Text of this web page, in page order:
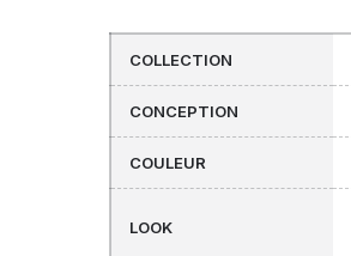
COLLECTION
CONCEPTION
COULEUR
LOOK